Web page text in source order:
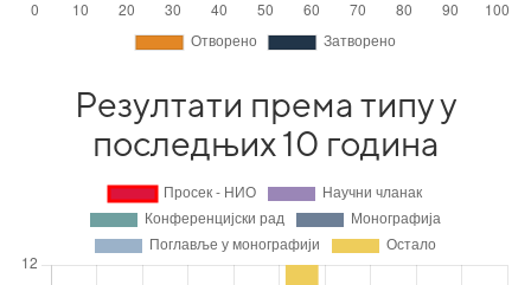
Резултати према типу у
последњих 10 година